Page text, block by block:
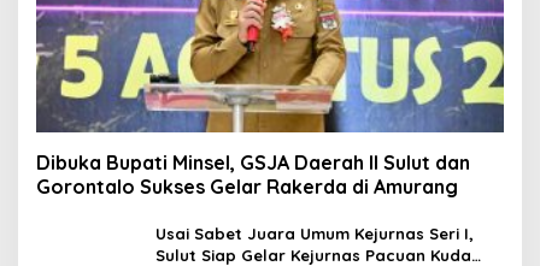
Dibuka Bupati Minsel, GSJA Daerah II Sulut dan
Gorontalo Sukses Gelar Rakerda di Amurang
Usai Sabet Juara Umum Kejurnas Seri I,
Sulut Siap Gelar Kejurnas Pacuan Kuda